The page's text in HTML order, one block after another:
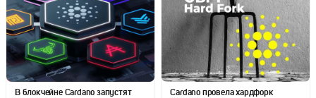
В блокчейне Cardano запустят
Cardano провела хардфорк